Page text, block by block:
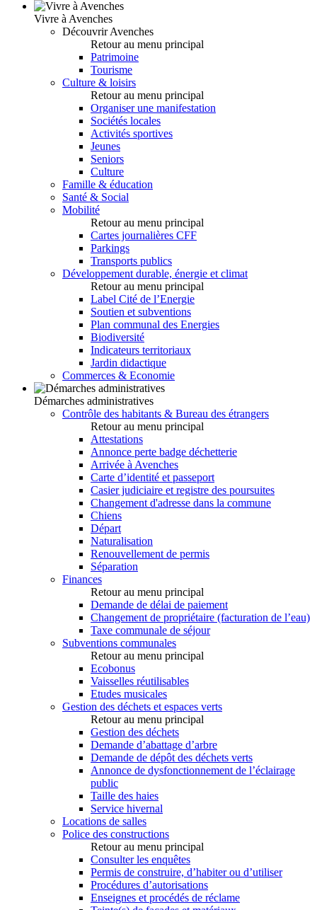
Vivre à Avenches
Découvrir Avenches
Retour au menu principal
Patrimoine
Tourisme
Culture & loisirs
Retour au menu principal
Organiser une manifestation
Sociétés locales
Activités sportives
Jeunes
Seniors
Culture
Famille & éducation
Santé & Social
Mobilité
Retour au menu principal
Cartes journalières CFF
Parkings
Transports publics
Développement durable, énergie et climat
Retour au menu principal
Label Cité de l’Energie
Soutien et subventions
Plan communal des Energies
Biodiversité
Indicateurs territoriaux
Jardin didactique
Commerces & Economie
Démarches administratives
Contrôle des habitants & Bureau des étrangers
Retour au menu principal
Attestations
Annonce perte badge déchetterie
Arrivée à Avenches
Carte d’identité et passeport
Casier judiciaire et registre des poursuites
Changement d'adresse dans la commune
Chiens
Départ
Naturalisation
Renouvellement de permis
Séparation
Finances
Retour au menu principal
Demande de délai de paiement
Changement de propriétaire (facturation de l’eau)
Taxe communale de séjour
Subventions communales
Retour au menu principal
Ecobonus
Vaisselles réutilisables
Etudes musicales
Gestion des déchets et espaces verts
Retour au menu principal
Gestion des déchets
Demande d’abattage d’arbre
Demande de dépôt des déchets verts
Annonce de dysfonctionnement de l’éclairage
public
Taille des haies
Service hivernal
Locations de salles
Police des constructions
Retour au menu principal
Consulter les enquêtes
Permis de construire, d’habiter ou d’utiliser
Procédures d’autorisations
Enseignes et procédés de réclame